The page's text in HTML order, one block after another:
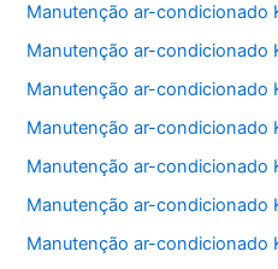
Manutenção ar-condicionado
Manutenção ar-condicionado
Manutenção ar-condicionado
Manutenção ar-condicionado
Manutenção ar-condicionado
Manutenção ar-condicionado
Manutenção ar-condicionado